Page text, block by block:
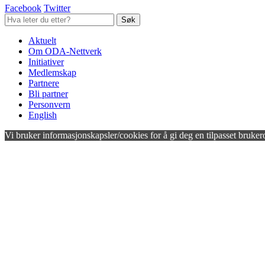
Facebook Twitter
Aktuelt
Om ODA-Nettverk
Initiativer
Medlemskap
Partnere
Bli partner
Personvern
English
Vi bruker informasjonskapsler/cookies for å gi deg en tilpasset